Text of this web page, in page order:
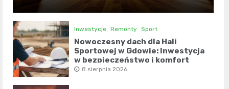
Inwestycje Remonty Sport
Nowoczesny dach dla Hali
Sportowej w Gdowie: Inwestycja
w bezpieczeństwo i komfort
8 sierpnia 2026